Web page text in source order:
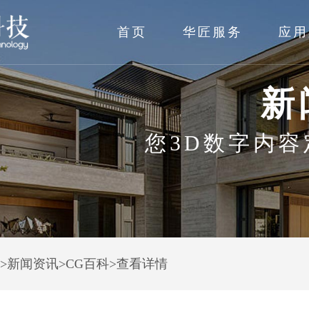
首页 华匠服务 应
新
您3D数字内
>新闻资讯>CG百科>查看详情